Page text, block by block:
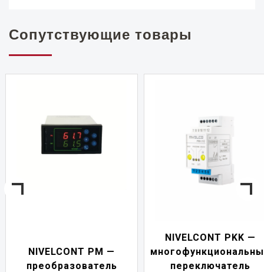
Сопутствующие товары
NIVELCONT PM —
преобразователь
NIVELCONT PKK —
переключатель